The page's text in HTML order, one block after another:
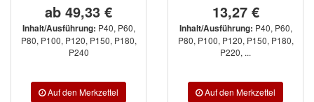
ab 49,33 €
Inhalt/Ausführung: P40, P60,
P80, P100, P120, P150, P180,
P240
13,27 €
Inhalt/Ausführung: P40, P60,
P80, P100, P120, P150, P180,
P220, ...